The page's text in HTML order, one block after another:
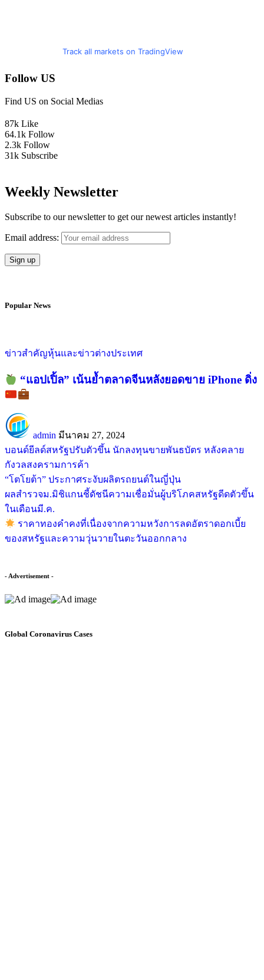
Track all markets on TradingView
Follow US
Find US on Social Medias
87k Like
64.1k Follow
2.3k Follow
31k Subscribe
Weekly Newsletter
Subscribe to our newsletter to get our newest articles instantly!
Email address:
Popular News
ข่าวสำคัญหุ้นและข่าวต่างประเทศ
“แอปเปิ้ล” เน้นย้ำตลาดจีนหลังยอดขาย iPhone ดิ่ง
admin มีนาคม 27, 2024
บอนด์ยีลด์สหรัฐปรับตัวขึ้น นักลงทุนขายพันธบัตร หลังคลาย
กังวลสงครามการค้า
“โตโยต้า” ประกาศระงับผลิตรถยนต์ในญี่ปุ่น
ผลสำรวจม.มิชิแกนชี้ดัชนีความเชื่อมั่นผู้บริโภคสหรัฐดีดตัวขึ้น
ในเดือนมี.ค.
ราคาทองคำคงที่เนื่องจากความหวังการลดอัตราดอกเบี้ย
ของสหรัฐและความวุ่นวายในตะวันออกกลาง
- Advertisement -
Global Coronavirus Cases